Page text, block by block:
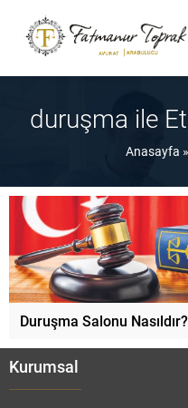
duruşma ile
Anasayfa »
Duruşma Salonu Nasıldır?
Kurumsal